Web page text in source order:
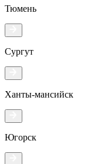
Тюмень
Сургут
Ханты-мансийск
Югорск